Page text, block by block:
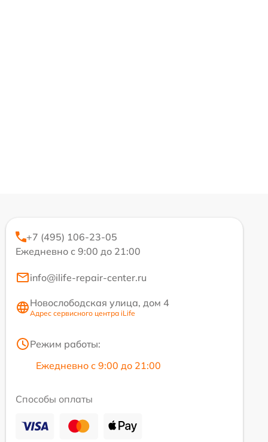
+7 (495) 106-23-05
Ежедневно с 9:00 до 21:00
info@ilife-repair-center.ru
Новослободская улица, дом 4
Адрес сервисного центра iLife
Режим работы:
Ежедневно с 9:00 до 21:00
Способы оплаты